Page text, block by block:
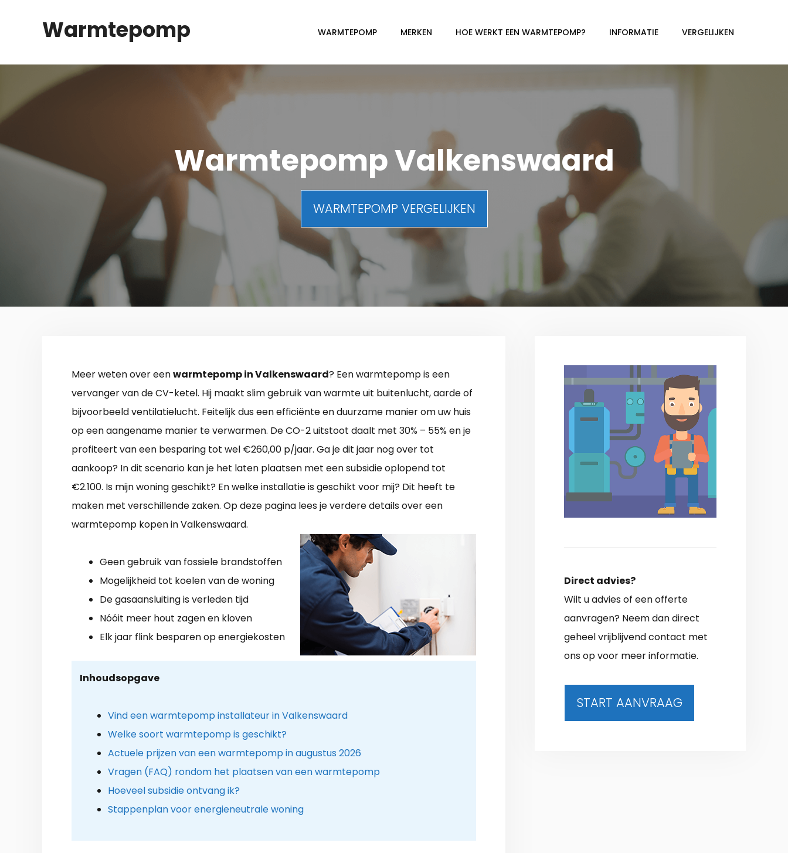
Warmtepomp WARMTEPOMP MERKEN HOE WERKT EEN WARMTEPOMP? INFORMATIE VERGELIJKEN
Warmtepomp Valkenswaard
WARMTEPOMP VERGELIJKEN
Meer weten over eenwarmtepomp in Valkenswaard? Een warmtepomp is een
vervanger van de CV-ketel. Hij maakt slim gebruik van warmte uit buitenlucht, aarde of
bijvoorbeeld ventilatielucht. Feitelijk dus een efficiënte en duurzame manier om uw huis
op een aangename manier te verwarmen. De CO-2 uitstoot daalt met 30% – 55% en je
profiteert van een besparing tot wel €260,00 p/jaar. Ga je dit jaar nog over tot
aankoop? In dit scenario kan je het laten plaatsen met een subsidie oplopend tot
€2.100. Is mijn woning geschikt? En welke installatie is geschikt voor mij? Dit heeft te
maken met verschillende zaken. Op deze pagina lees je verdere details over een
warmtepomp kopen in Valkenswaard.
Geen gebruik van fossiele brandstoffen
Mogelijkheid tot koelen van de woning
De gasaansluiting is verleden tijd
Nóóit meer hout zagen en kloven
Elk jaar flink besparen op energiekosten
Inhoudsopgave
Vind een warmtepomp installateur in Valkenswaard
Welke soort warmtepomp is geschikt?
Actuele prijzen van een warmtepomp in augustus 2026
Vragen (FAQ) rondom het plaatsen van een warmtepomp
Hoeveel subsidie ontvang ik?
Stappenplan voor energieneutrale woning
Direct advies?
Wilt u advies of een offerte
aanvragen? Neem dan direct
geheel vrijblijvend contact met
ons op voor meer informatie.
START AANVRAAG